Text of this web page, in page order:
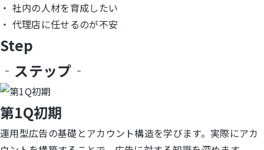
役員紹介
企業理念
コミクスアカデミー
LINE登録
お問い合わせ
・ 社内の人材を育成したい
・ 代理店に任せるのが不安
Step
‐ステップ‐
第1Q初期
運用型広告の基礎とアカウント構造を学びます。実際にアカ